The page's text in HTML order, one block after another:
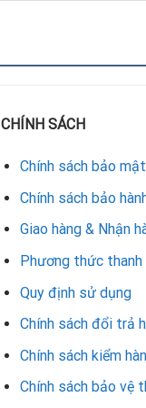
CHÍNH SÁCH
Chính sách bảo mật
Chính sách bảo
Giao hàng & Nhận
Phương thức
Quy định sử dụng
Chính sách đổi trả
Chính sách kiểm
Chính sách bảo vệ